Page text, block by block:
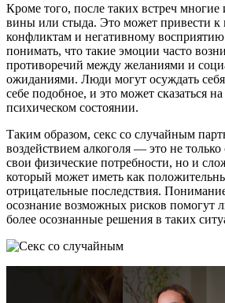
Кроме того, после таких встреч
вины или стыда. Это может привести к
конфликтам и негативному
понимать, что такие эмоции часто
противоречий между желаниями и
ожиданиями. Люди могут осуждать себя
себе подобное, и это может сказаться
психическом состоянии.
Таким образом, секс со случайным
воздействием алкоголя — это не только
свои физические потребности, но и
который может иметь как
отрицательные последствия.
осознание возможных рисков помогут
более осознанные решения в таких